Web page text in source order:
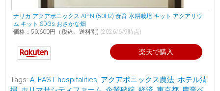
ナリカ アクアポニックス AP-N (50Hz) 食育 水耕栽培 キット アクアリウ
ム キット SDGs おさかな畑
価格：50,600円（税込、送料別) (2026/6/9時点)
楽天で購入
Tags: A, EAST hospitalities, アクアポニックス農法, ホテル清